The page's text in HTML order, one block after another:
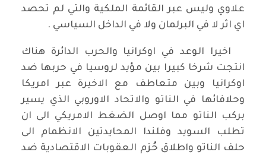
علاوي وليس عبر القائمة الملكية والتي لم تحصد
اي اثر لا في البرلمان ولا في الداخل السياسي .
اخيرا الوعد في اوكرانيا والحرب الدائرة هناك
انتجت شرخا كبيرا بين مؤيد لروسيا في حربها ضد
اوكرانيا وبين متعاطف مع الاخيرة عبر امريكا
وحلافائها في الناتو والاتحاد الاوروبي الذي يسير
بركب الناتو مما اوصل الضغط الامريكي الى ان
تطلب السويد وفلندا المحايدتين الانظمام الى
حلف الناتو واطلاق حُزم العقوبات الاقتصادية ضد